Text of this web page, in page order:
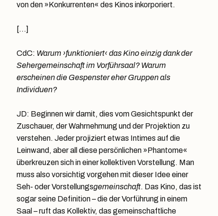
von den »Konkurrenten« des Kinos inkorporiert.
[…]
CdC: Warum ›funktioniert‹ das Kino einzig dank der
Sehergemeinschaft im Vorführsaal? Warum
erscheinen die Gespenster eher Gruppen als
Individuen?
JD: Beginnen wir damit, dies vom Gesichtspunkt der
Zuschauer, der Wahrnehmung und der Projektion zu
verstehen. Jeder projiziert etwas Intimes auf die
Leinwand, aber all diese persönlichen »Phantome«
überkreuzen sich in einer kollektiven Vorstellung. Man
muss also vorsichtig vorgehen mit dieser Idee einer
Seh- oder Vorstellungsgemeinschaft. Das Kino, das ist
sogar seine Definition – die der Vorführung in einem
Saal – ruft das Kollektiv, das gemeinschaftliche